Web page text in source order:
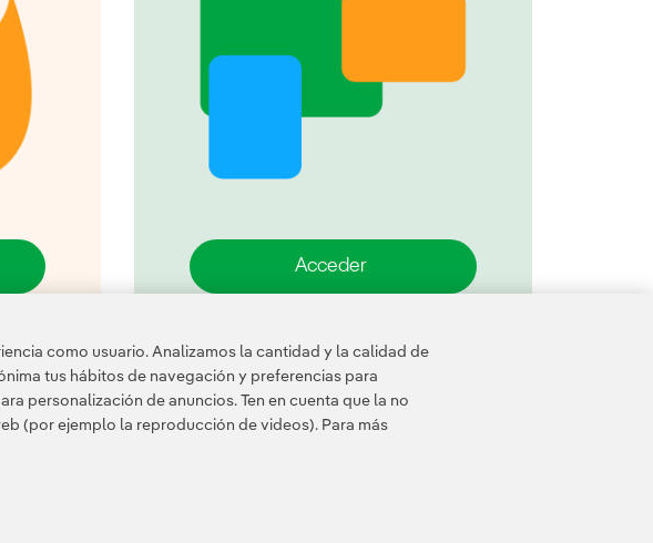
Acceder
como usuario. Analizamos la cantidad y la calidad de
tus hábitos de navegación y preferencias para
personalización de anuncios. Ten en cuenta que la no
(por ejemplo la reproducción de videos). Para más